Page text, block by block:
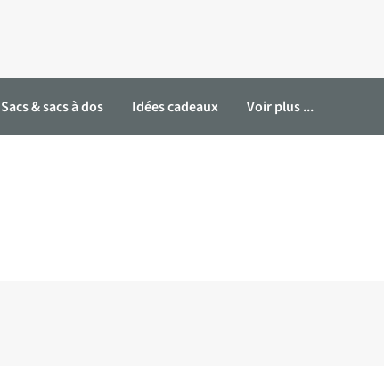
Sacs & sacs à dos Idées cadeaux Voir plus ...